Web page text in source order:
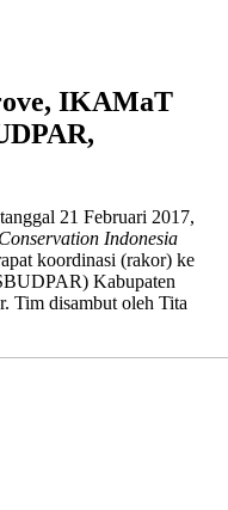
IKAMaT
21 Februari 2017,
Indonesia
koordinasi (rakor) ke
Kabupaten
Tim disambut oleh Tita